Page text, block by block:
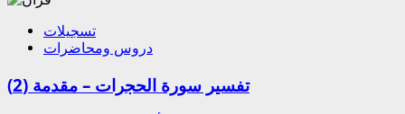
تسجيلات
دروس ومحاضرات
تفسير سورة الحجرات – مقدمة (2)